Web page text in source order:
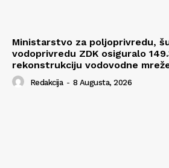
Ministarstvo za poljoprivredu,
vodoprivredu ZDK osiguralo
rekonstrukciju vodovodne
Redakcija - 8 Augusta, 2026